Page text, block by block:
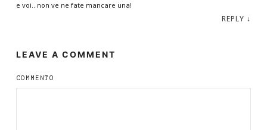
e voi.. non ve ne fate mancare una!
REPLY ↓
LEAVE A COMMENT
COMMENTO